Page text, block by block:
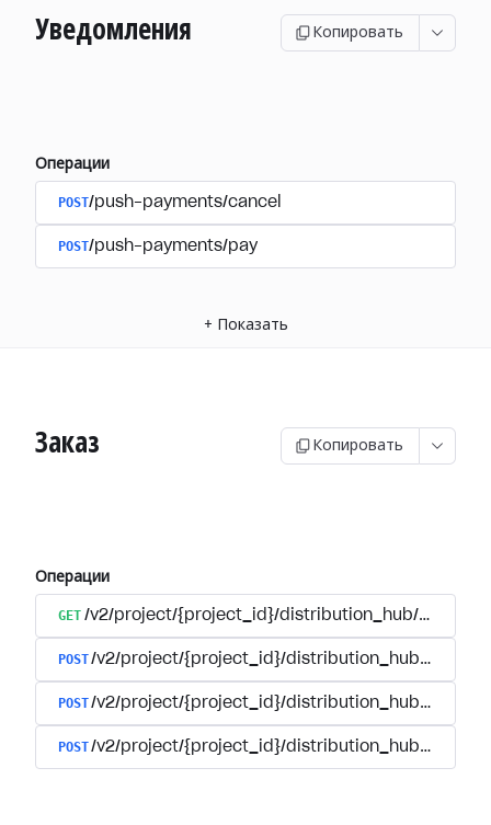
Уведомления Копировать
Операции
POST/push-payments/cancel
POST/push-payments/pay
+ Показать
Заказ Копировать
Операции
GET /v2/project/{project_id}/distribution_hub/order/
POST/v2/project/{project_id}/distribution_hub/
POST/v2/project/{project_id}/distribution_hub/
POST/v2/project/{project_id}/distribution_hub/